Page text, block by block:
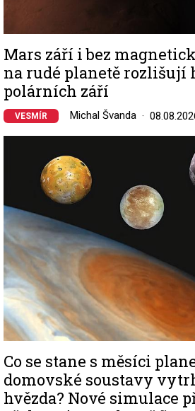
Mars září i bez
na rudé planetě rozlišují
polárních září
VESMÍR Michal Švanda
Co se stane s měsíci
domovské soustavy
hvězda? Nové simulace